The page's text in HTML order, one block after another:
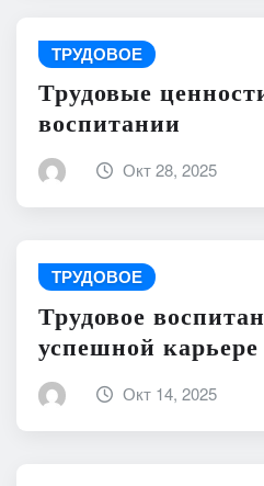
ТРУДОВОЕ
Трудовые
воспитании
Окт 28, 2025
ТРУДОВОЕ
Трудовое
успешной карьере
Окт 14, 2025